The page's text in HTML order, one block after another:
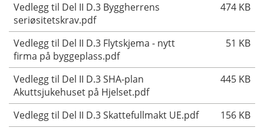
Vedlegg til Del II D.3 Byggherrens
seriøsitetskrav.pdf
474 KB
Vedlegg til Del II D.3 Flytskjema - nytt
firma på byggeplass.pdf
51 KB
Vedlegg til Del II D.3 SHA-plan
Akuttsjukehuset på Hjelset.pdf
445 KB
Vedlegg til Del II D.3 Skattefullmakt UE.pdf
156 KB